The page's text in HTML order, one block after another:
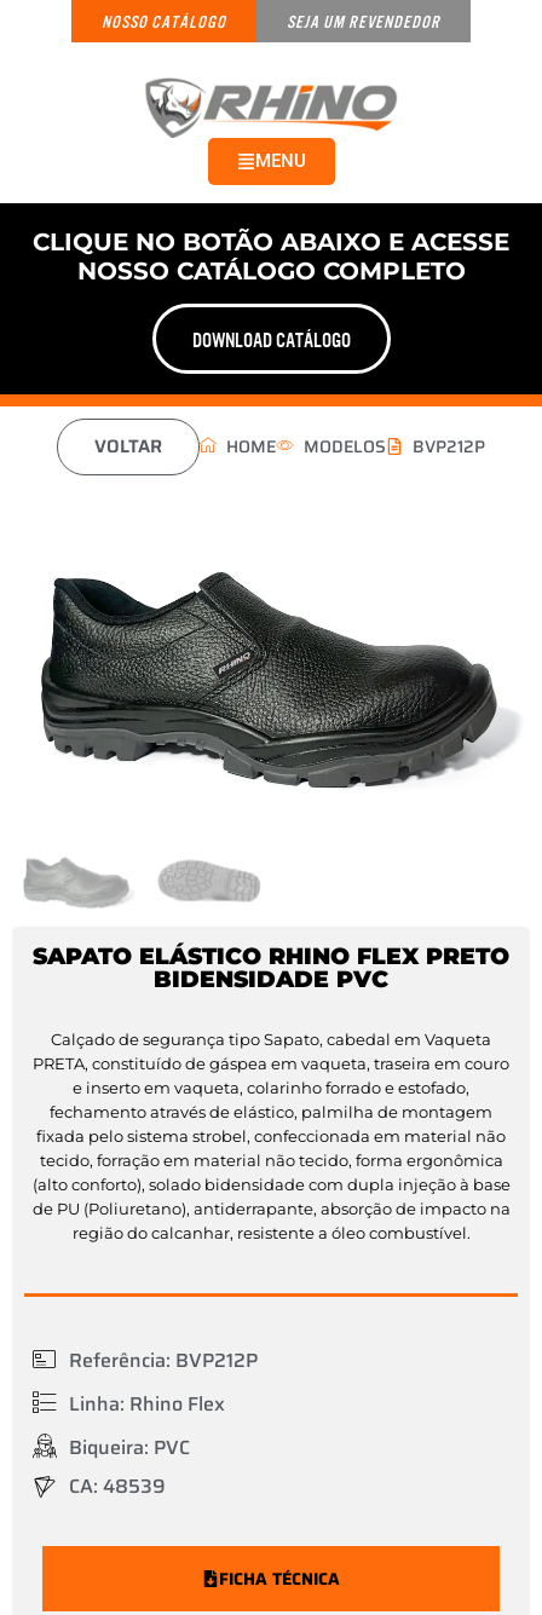
NOSSO CATÁLOGO SEJA UM REVENDEDOR
MENU
CLIQUE NO BOTÃO ABAIXO E ACESSE
NOSSO CATÁLOGO COMPLETO
DOWNLOAD CATÁLOGO
VOLTAR HOME MODELOS BVP212P
SAPATO ELÁSTICO RHINO FLEX PRETO
BIDENSIDADE PVC
Calçado de segurança tipo Sapato, cabedal em Vaqueta
PRETA, constituído de gáspea em vaqueta, traseira em couro
e inserto em vaqueta, colarinho forrado e estofado,
fechamento através de elástico, palmilha de montagem
fixada pelo sistema strobel, confeccionada em material não
tecido, forração em material não tecido, forma ergonômica
(alto conforto), solado bidensidade com dupla injeção à base
de PU (Poliuretano), antiderrapante, absorção de impacto na
região do calcanhar, resistente a óleo combustível.
Referência: BVP212P
Linha: Rhino Flex
Biqueira: PVC
CA: 48539
FICHA TÉCNICA